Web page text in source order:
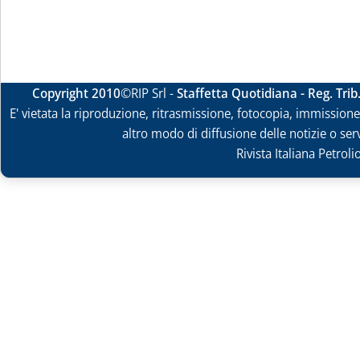
Copyright 2010©RIP Srl -Staffetta Quotidiana - Reg.
E' vietata la riproduzione, ritrasmissione, fotocopia,
altro modo di diffusione delle notizie o
Rivista Italiana